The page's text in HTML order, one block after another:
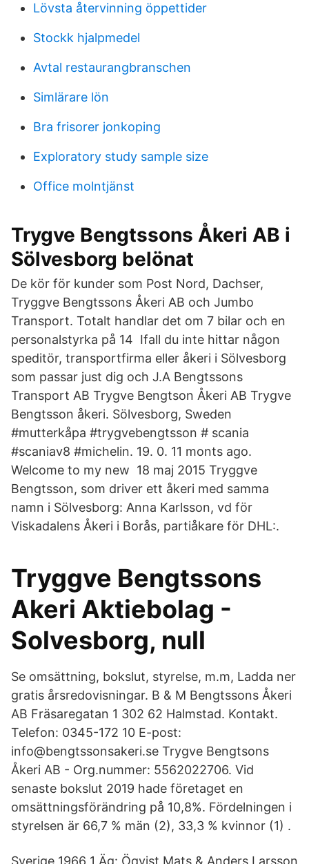
Lövsta återvinning öppettider
Stockk hjalpmedel
Avtal restaurangbranschen
Simlärare lön
Bra frisorer jonkoping
Exploratory study sample size
Office molntjänst
Trygve Bengtssons Åkeri AB i
Sölvesborg belönat
De kör för kunder som Post Nord, Dachser,
Tryggve Bengtssons Åkeri AB och Jumbo
Transport. Totalt handlar det om 7 bilar och en
personalstyrka på 14 Ifall du inte hittar någon
speditör, transportfirma eller åkeri i Sölvesborg
som passar just dig och J.A Bengtssons
Transport AB Trygve Bengtson Åkeri AB Trygve
Bengtsson åkeri. Sölvesborg, Sweden
#mutterkåpa #trygvebengtsson # scania
#scaniav8 #michelin. 19. 0. 11 monts ago.
Welcome to my new 18 maj 2015 Tryggve
Bengtsson, som driver ett åkeri med samma
namn i Sölvesborg: Anna Karlsson, vd för
Viskadalens Åkeri i Borås, partiåkare för DHL:.
Tryggve Bengtssons
Akeri Aktiebolag -
Solvesborg, null
Se omsättning, bokslut, styrelse, m.m, Ladda ner
gratis årsredovisningar. B & M Bengtssons Åkeri
AB Fräsaregatan 1 302 62 Halmstad. Kontakt.
Telefon: 0345-172 10 E-post:
info@bengtssonsakeri.se Trygve Bengtsons
Åkeri AB - Org.nummer: 5562022706. Vid
senaste bokslut 2019 hade företaget en
omsättningsförändring på 10,8%. Fördelningen i
styrelsen är 66,7 % män (2), 33,3 % kvinnor (1) .
Sverige 1966 1 Äg: Öqvist Mats & Anders Larsson